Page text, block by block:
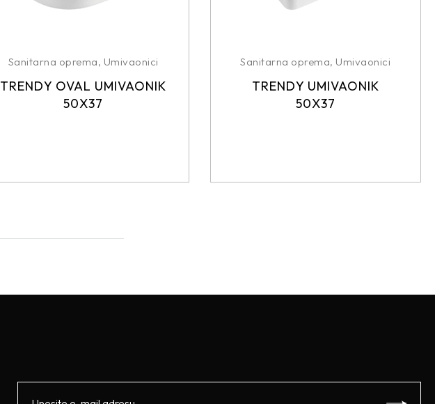
Sanitarna oprema, Umivaonici
TRENDY OVAL UMIVAONIK
50X37
Sanitarna oprema, Umivaonici
TRENDY UMIVAONIK
50X37